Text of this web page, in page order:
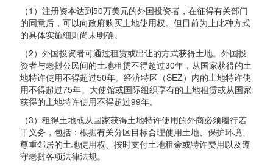
（1）注册资本达到50万美元的外国投资者，在征得有关部门
的同意后，可以向政府购买土地使用权。但目前为止此种方式
的具体实施细则尚未明确。
（2）外国投资者可通过租赁或出让的方式获得土地。外国投
资者与老挝公民间的土地租赁不得超过30年，从国家获得的土
地特许使用不得超过50年。经济特区（SEZ）内的土地特许使
用不得超过75年。大使馆或国际组织享有的土地租赁或从国家
获得的土地特许使用不得超过99年。
（3）租得土地或从国家获得土地特许使用的外商必须履行若
干义务，包括：根据有关分区目标合理使用土地、保护环境、
尊重邻居的土地使用权、按时支付土地租金或特许费用以及遵
守老挝各项法律法规。